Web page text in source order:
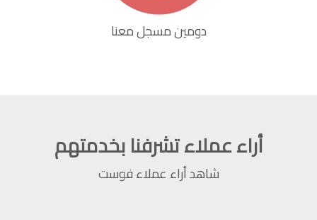
دومين مسجل معنا
أراء عملاء تشرفنا بخدمتهم
شاهد أراء عملاء فوست